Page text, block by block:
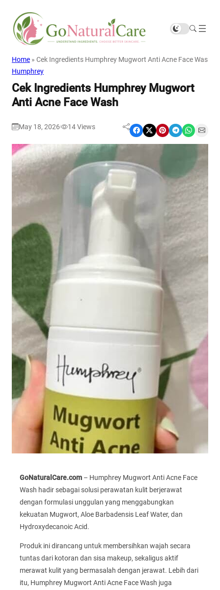
Home » Cek Ingredients Humphrey Mugwort Anti Acne Face Wash
Humphrey
Cek Ingredients Humphrey Mugwort
Anti Acne Face Wash
May 18, 2026 14Views Share on Facebook Share on X Share on Pinterest Share on Telegram Share on WhatsApp Share on Email
GoNaturalCare.com – Humphrey Mugwort Anti Acne Face
Wash hadir sebagai solusi perawatan kulit berjerawat
dengan formulasi unggulan yang menggabungkan
kekuatan Mugwort, Aloe Barbadensis Leaf Water, dan
Hydroxydecanoic Acid.
Produk ini dirancang untuk membersihkan wajah secara
tuntas dari kotoran dan sisa makeup, sekaligus aktif
merawat kulit yang bermasalah dengan jerawat. Lebih dari
itu, Humphrey Mugwort Anti Acne Face Wash juga